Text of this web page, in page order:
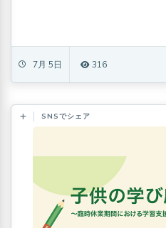
7月 5日 316
SNSでシェア